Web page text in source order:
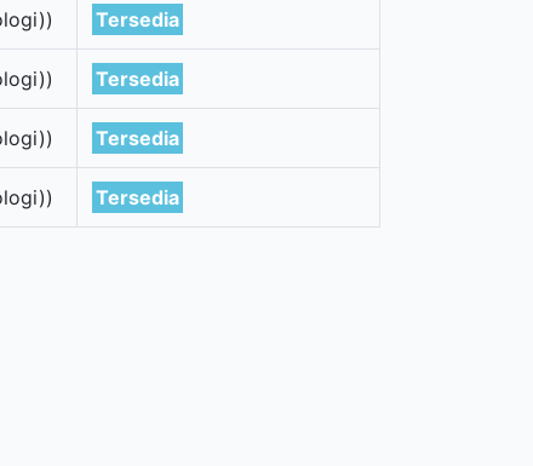
Tersedia
Tersedia
Tersedia
Tersedia